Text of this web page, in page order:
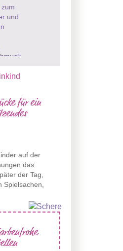
und
für ein
auf der
das
der Tag,